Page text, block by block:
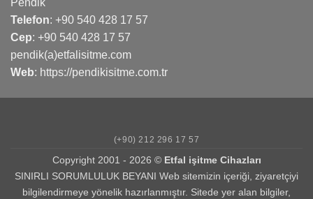
Pendik
Telefon: +90 540 428 17 57
Cep: +90 540 428 17 57
pendik(a)etfalisitme.com
Web: https://pendikisitme.com.tr
(+90) 212 296 17 57
Copyright 2001 - 2026 © Etfal işitme Cihazları
SINIRLI SORUMLULUK BEYANI Web sitemizin içeriği, ziyaretçiyi
bilgilendirmeye yönelik hazırlanmıştır. Sitede yer alan bilgiler,